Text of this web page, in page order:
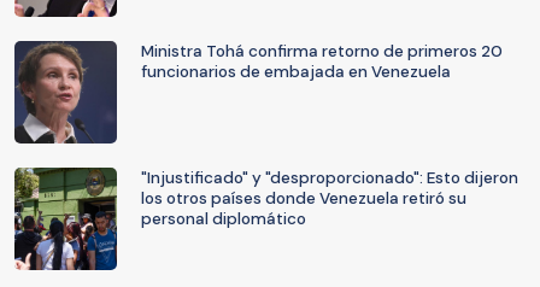
Ministra Tohá confirma retorno de primeros 20
funcionarios de embajada en Venezuela
"Injustificado" y "desproporcionado": Esto dijeron
los otros países donde Venezuela retiró su
personal diplomático